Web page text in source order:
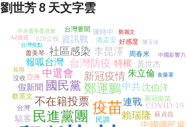
劉世芳 8 天文字雲
疫苗
民進黨團
鄭運鵬
國民黨
不在籍投票
新冠疫情
中選會
台灣防疫
社區感染 李昆澤
賴瑞隆
報呱台灣
中共
連戰
資訊戰
中國國民黨
朱立倫
沈伯洋
特權
假新聞
駭客
COVID-19
黃世杰
蔡英文
民調
潘孟安
周春米
陳時中
台灣要聞
新冠疫苗
好感度
亞洲
台灣
蕭美琴
蘇貞昌
沒收
828公投
延期
台灣焦點
食藥署
中央選舉委員會
鄭麗文
AZ疫苗
中國影響力
陳玉珍